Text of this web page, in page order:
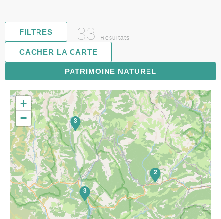
FILTRES 33 Resultats
PATRIMOINE NATUREL
CACHER LA CARTE
3
6
2
3
+
−